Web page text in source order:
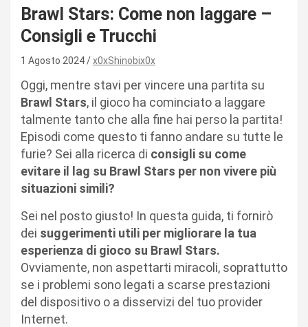
Brawl Stars: Come non laggare –
Consigli e Trucchi
1 Agosto 2024 x0xShinobix0x
Oggi, mentre stavi per vincere una partita su
Brawl Stars, il gioco ha cominciato a laggare
talmente tanto che alla fine hai perso la partita!
Episodi come questo ti fanno andare su tutte le
furie? Sei alla ricerca di consigli su come
evitare il lag su Brawl Stars per non vivere più
situazioni simili?
Sei nel posto giusto! In questa guida, ti fornirò
dei suggerimenti utili per migliorare la tua
esperienza di gioco su Brawl Stars.
Ovviamente, non aspettarti miracoli, soprattutto
se i problemi sono legati a scarse prestazioni
del dispositivo o a disservizi del tuo provider
Internet.